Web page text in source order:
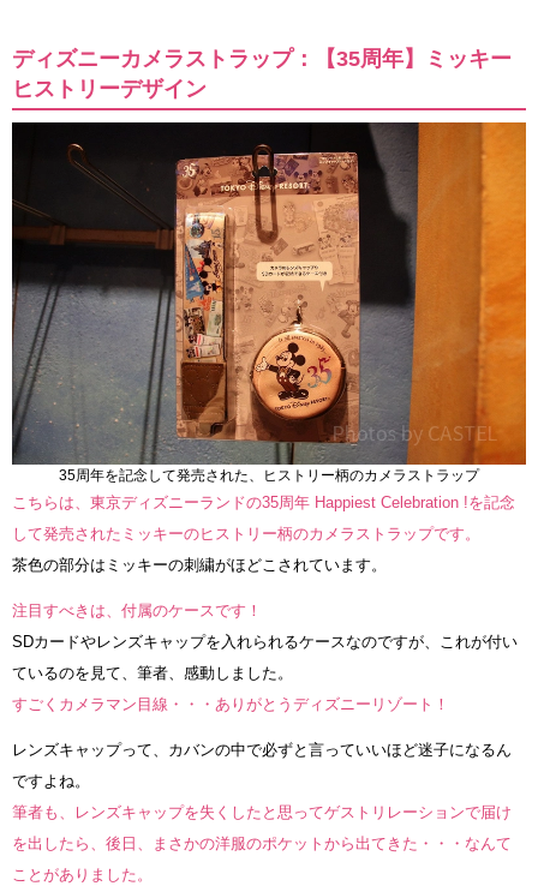
ディズニーカメラストラップ：【35周年】ミッキー
ヒストリーデザイン
35周年を記念して発売された、ヒストリー柄のカメラストラップ
こちらは、東京ディズニーランドの35周年 Happiest Celebration !を記念
して発売されたミッキーのヒストリー柄のカメラストラップです。
茶色の部分はミッキーの刺繍がほどこされています。
注目すべきは、付属のケースです！
SDカードやレンズキャップを入れられるケースなのですが、これが付い
ているのを見て、筆者、感動しました。
すごくカメラマン目線・・・ありがとうディズニーリゾート！
レンズキャップって、カバンの中で必ずと言っていいほど迷子になるん
ですよね。
筆者も、レンズキャップを失くしたと思ってゲストリレーションで届け
を出したら、後日、まさかの洋服のポケットから出てきた・・・なんて
ことがありました。